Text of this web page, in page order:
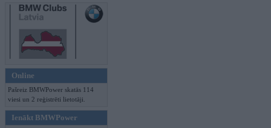
Online
Pašreiz BMWPower skatās 114
viesi un 2 reģistrēti lietotāji.
Ienākt BMWPower